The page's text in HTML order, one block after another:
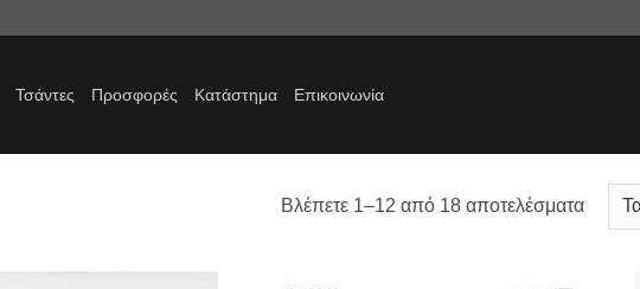
Τσάντες Προσφορές Κατάστημα Επικοινωνία
Βλέπετε 1–12 από 18 αποτελέσματαSorted